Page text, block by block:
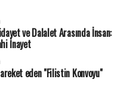
ve Dalalet Arasında İnsan:
İnayet
eden "Filistin Konvoyu"